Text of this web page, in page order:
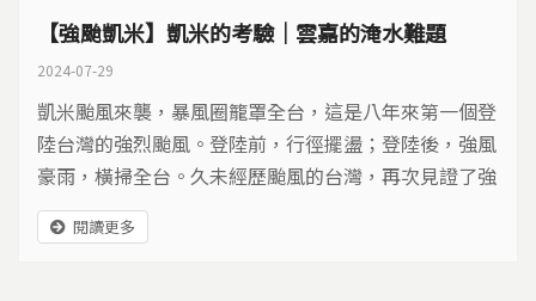
【強颱凱米】凱米的考驗｜雲嘉的淹水難題
2024-07-29
凱米颱風來襲，暴風圈籠罩全台，這是八年來第一個登
陸台灣的強烈颱風。登陸前，行徑擺盪；登陸後，強風
豪雨，橫掃全台。久未經歷颱風的台灣，再次見證了強
颱的威力。當凱米遠離，颱風警報解除，老天爺給的考
驗還沒結束。
閱讀更多